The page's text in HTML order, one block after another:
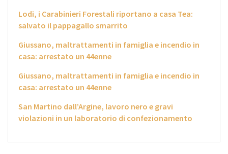
Lodi, i Carabinieri Forestali riportano a casa Tea:
salvato il pappagallo smarrito
Giussano, maltrattamenti in famiglia e incendio in
casa: arrestato un 44enne
Giussano, maltrattamenti in famiglia e incendio in
casa: arrestato un 44enne
San Martino dall’Argine, lavoro nero e gravi
violazioni in un laboratorio di confezionamento